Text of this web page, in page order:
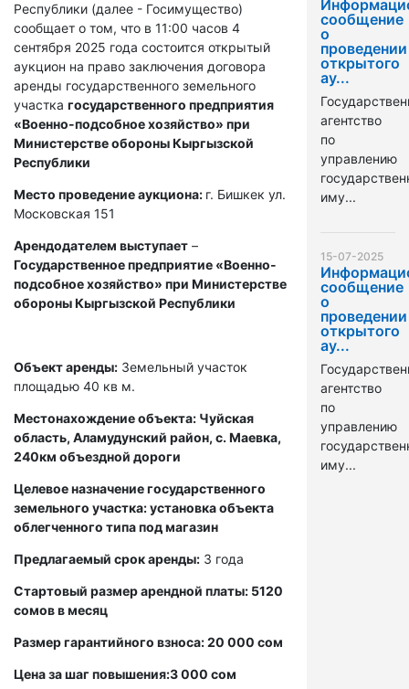
Республики (далее - Госимущество)
сообщает о том, что в 11:00 часов 4
сентября 2025 года состоится открытый
аукцион на право заключения договора
аренды государственного земельного
участка государственного предприятия
«Военно-подсобное хозяйство» при
Министерстве обороны Кыргызской
Республики
Место проведение аукциона: г. Бишкек ул.
Московская 151
Арендодателем выступает –
Государственное предприятие «Военно-
подсобное хозяйство» при Министерстве
обороны Кыргызской Республики
Объект аренды: Земельный участок
площадью 40 кв м.
Местонахождение объекта: Чуйская
область, Аламудунский район, с. Маевка,
240км объездной дороги
Целевое назначение государственного
земельного участка: установка объекта
облегченного типа под магазин
Предлагаемый срок аренды: 3 года
Стартовый размер арендной платы: 5120
сомов в месяц
Размер гарантийного взноса: 20 000 сом
Цена за шаг повышения:3 000 сом
сообщение
о
проведении
открытого
ау...
агентство
по
управлению
иму...
15-07-2025
сообщение
о
проведении
открытого
ау...
агентство
по
управлению
иму...